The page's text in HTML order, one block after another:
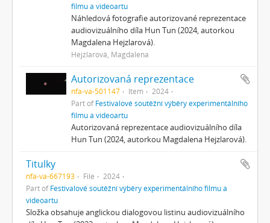
filmu a videoartu
Náhledová fotografie autorizované reprezentace
audiovizuálního díla Hun Tun (2024, autorkou
Magdalena Hejzlarová).
Hejzlarová, Magdalena
Autorizovaná reprezentace
nfa-va-501147 Item
2024
Part ofFestivalové soutěžní výběry experimentálního
filmu a videoartu
Autorizovaná reprezentace audiovizuálního díla
Hun Tun (2024, autorkou Magdalena Hejzlarová).
Titulky
nfa-va-667193 File
2024
Part ofFestivalové soutěžní výběry experimentálního filmu a
videoartu
Složka obsahuje anglickou dialogovou listinu audiovizuálního